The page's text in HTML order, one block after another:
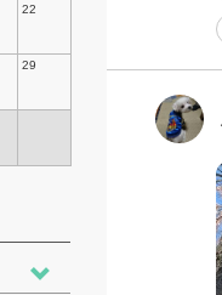
22
29